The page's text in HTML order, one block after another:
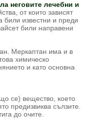
неговите лечебни и
от които зависят
били известни и преди
били направени
Меркаптан има и в
химическо
и като основна
се) вещество, което
предизвиква сълзите.
до очите.